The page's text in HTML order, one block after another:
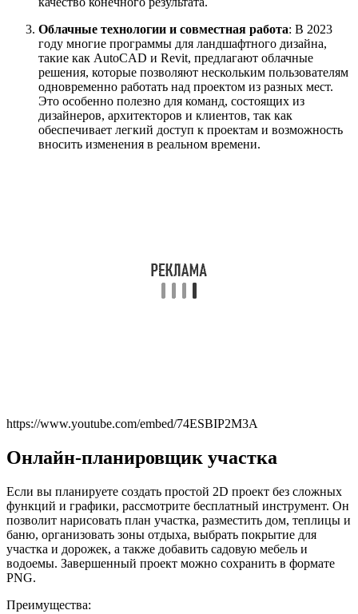
Облачные технологии и совместная работа: В 2023
году многие программы для ландшафтного дизайна,
такие как AutoCAD и Revit, предлагают облачные
решения, которые позволяют нескольким пользователям
одновременно работать над проектом из разных мест.
Это особенно полезно для команд, состоящих из
дизайнеров, архитекторов и клиентов, так как
обеспечивает легкий доступ к проектам и возможность
вносить изменения в реальном времени.
https://www.youtube.com/embed/74ESBIP2M3A
Онлайн-планировщик участка
Если вы планируете создать простой 2D проект без сложных
функций и графики, рассмотрите бесплатный инструмент. Он
позволит нарисовать план участка, разместить дом, теплицы и
баню, организовать зоны отдыха, выбрать покрытие для
участка и дорожек, а также добавить садовую мебель и
водоемы. Завершенный проект можно сохранить в формате
PNG.
Преимущества: